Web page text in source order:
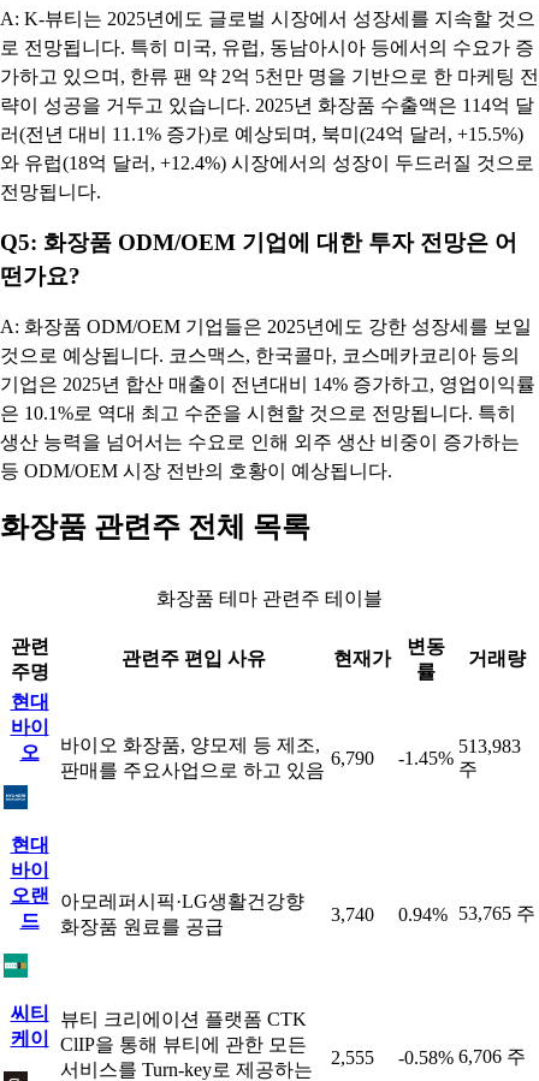
A: K-뷰티는 2025년에도 글로벌 시장에서 성장세를 지속할 것으
로 전망됩니다. 특히 미국, 유럽, 동남아시아 등에서의 수요가 증
가하고 있으며, 한류 팬 약 2억 5천만 명을 기반으로 한 마케팅 전
략이 성공을 거두고 있습니다. 2025년 화장품 수출액은 114억 달
러(전년 대비 11.1% 증가)로 예상되며, 북미(24억 달러, +15.5%)
와 유럽(18억 달러, +12.4%) 시장에서의 성장이 두드러질 것으로
전망됩니다.
Q5: 화장품 ODM/OEM 기업에 대한 투자 전망은 어
떤가요?
A: 화장품 ODM/OEM 기업들은 2025년에도 강한 성장세를 보일
것으로 예상됩니다. 코스맥스, 한국콜마, 코스메카코리아 등의
기업은 2025년 합산 매출이 전년대비 14% 증가하고, 영업이익률
은 10.1%로 역대 최고 수준을 시현할 것으로 전망됩니다. 특히
생산 능력을 넘어서는 수요로 인해 외주 생산 비중이 증가하는
등 ODM/OEM 시장 전반의 호황이 예상됩니다.
화장품 관련주 전체 목록
화장품 테마 관련주 테이블
관련
주명
관련주 편입 사유 현재가
변동
률
거래량
현대
바이
오
바이오 화장품, 양모제 등 제조,
판매를 주요사업으로 하고 있음
6,790 -1.45%
513,983
주
현대
바이
오랜
드
아모레퍼시픽·LG생활건강향
화장품 원료를 공급
3,740 0.94% 53,765 주
씨티
케이
뷰티 크리에이션 플랫폼 CTK
ClIP을 통해 뷰티에 관한 모든
서비스를 Turn-key로 제공하는
2,555 -0.58% 6,706 주